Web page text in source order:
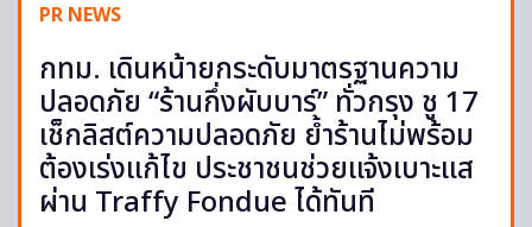
PR NEWS
กทม. เดินหน้ายกระดับมาตรฐานความ
ปลอดภัย “ร้านกึ่งผับบาร์” ทั่วกรุง ชู 17
เช็กลิสต์ความปลอดภัย ย้ำร้านไม่พร้อม
ต้องเร่งแก้ไข ประชาชนช่วยแจ้งเบาะแส
ผ่าน Traffy Fondue ได้ทันที